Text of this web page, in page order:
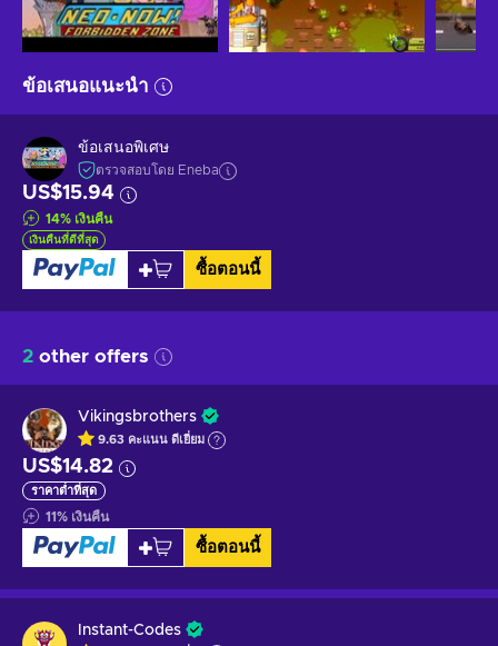
ข้อเสนอแนะนำ
ข้อเสนอพิเศษ
ตรวจสอบโดย Eneba
US$15.94
14% เงินคืน
เงินคืนที่ดีที่สุด
ซื้อตอนนี้
2 other offers
Vikingsbrothers
9.63 คะแนน ดีเยี่ยม
US$14.82
ราคาต่ำที่สุด
11% เงินคืน
ซื้อตอนนี้
Instant-Codes